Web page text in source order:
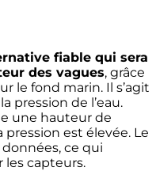
fiable qui sera
des vagues, grâce
le fond marin. Il s’agit
pression de l’eau.
une hauteur de
est élevée. Le
ce qui
les capteurs.